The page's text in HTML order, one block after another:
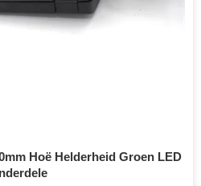
Hoë Helderheid Groen LED